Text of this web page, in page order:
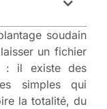
soudain
un fichier
: il existe des
simples qui
la totalité, du